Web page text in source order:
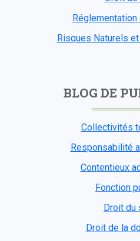
Risques Naturels
BLOG DE
Collectivités
Responsabilité
Contentieux
Fonction
Droit du
Droit de la